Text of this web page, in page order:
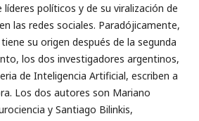
políticos y de su viralización de
las redes sociales. Paradójicamente,
su origen después de la segunda
los dos investigadores argentinos,
de Inteligencia Artificial, escriben a
Los dos autores son Mariano
y Santiago Bilinkis,